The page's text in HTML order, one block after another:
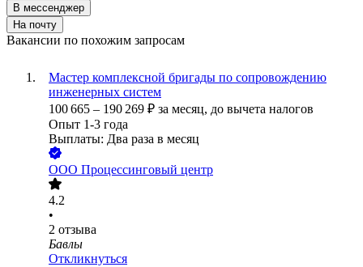
В мессенджер
На почту
Вакансии по похожим запросам
Мастер комплексной бригады по сопровождению
инженерных систем
100 665 – 190 269 ₽ за месяц, до вычета налогов
Опыт 1-3 года
Выплаты: Два раза в месяц
ООО Процессинговый центр
4.2
•
2 отзыва
Бавлы
Откликнуться